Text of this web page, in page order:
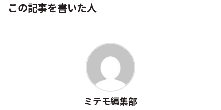
この記事を書いた人
ミテモ編集部